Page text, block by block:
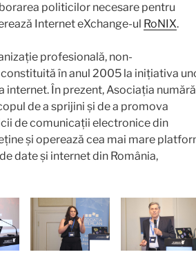
politicilor necesare pentru
Internet eXchange-ul RoNIX.
profesională, non-
în anul 2005 la inițiativa
internet. În prezent, Asociația numără
de a sprijini și de a promova
de comunicații electronice din
și operează cea mai mare
date și internet din România,